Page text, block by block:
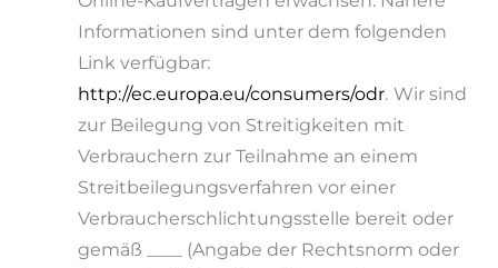
Informationen sind unter dem folgenden
Link verfügbar:
http://ec.europa.eu/consumers/odr. Wir sind
zur Beilegung von Streitigkeiten mit
Verbrauchern zur Teilnahme an einem
Streitbeilegungsverfahren vor einer
Verbraucherschlichtungsstelle bereit oder
gemäß ____ (Angabe der Rechtsnorm oder